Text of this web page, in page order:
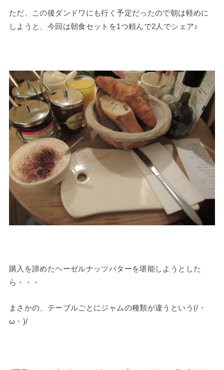
ただ、この後ダンドワにも行く予定だったので朝は軽めに
しようと、今回は朝食セットを1つ頼んで2人でシェア♪
購入を諦めたヘーゼルナッツバターを堪能しようとした
ら・・・
まさかの、テーブルごとにジャムの種類が違うという(/・
ω・)/